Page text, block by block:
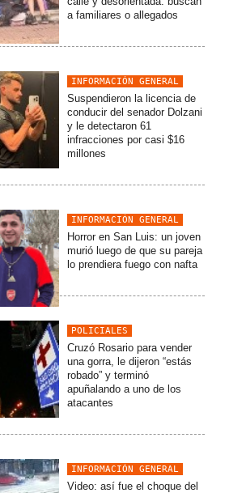
a familiares o allegados
INFORMACIÓN GENERAL
Suspendieron la licencia de
conducir del senador Dolzani
y le detectaron 61
infracciones por casi $16
millones
INFORMACIÓN GENERAL
Horror en San Luis: un joven
murió luego de que su pareja
lo prendiera fuego con nafta
POLICIALES
Cruzó Rosario para vender
una gorra, le dijeron “estás
robado” y terminó
apuñalando a uno de los
atacantes
INFORMACIÓN GENERAL
Video: así fue el choque del